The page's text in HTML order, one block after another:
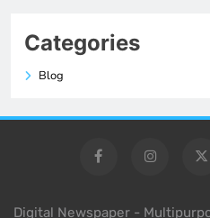
Categories
Blog
Digital Newspaper -